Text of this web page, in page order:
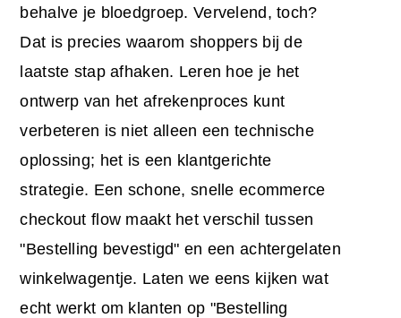
behalve je bloedgroep. Vervelend, toch?
Dat is precies waarom shoppers bij de
laatste stap afhaken. Leren hoe je het
ontwerp van het afrekenproces kunt
verbeteren is niet alleen een technische
oplossing; het is een klantgerichte
strategie. Een schone, snelleecommerce
checkout flow maakt het verschil tussen
"Bestelling bevestigd" en een achtergelaten
winkelwagentje. Laten we eens kijken wat
echt werkt om klanten op "Bestelling